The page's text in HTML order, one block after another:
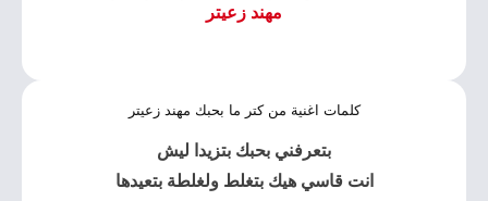
مهند زعيتر
كلمات اغنية من كتر ما بحبك مهند زعيتر
​​بتعرفني بحبك بتزيدا ليش
انت قاسي هيك بتغلط ولغلطة بتعيدها